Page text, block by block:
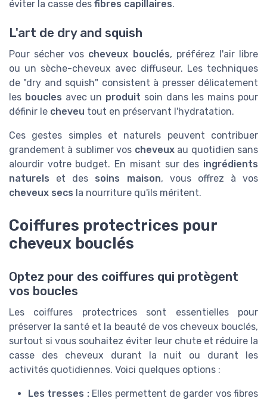
éviter la casse des fibres capillaires.
L'art de dry and squish
Pour sécher vos cheveux bouclés, préférez l'air libre
ou un sèche-cheveux avec diffuseur. Les techniques
de "dry and squish" consistent à presser délicatement
les boucles avec un produit soin dans les mains pour
définir le cheveu tout en préservant l'hydratation.
Ces gestes simples et naturels peuvent contribuer
grandement à sublimer vos cheveuxau quotidien sans
alourdir votre budget. En misant sur des ingrédients
naturels et des soins maison, vous offrez à vos
cheveux secs la nourriture qu'ils méritent.
Coiffures protectrices pour
cheveux bouclés
Optez pour des coiffures qui protègent
vos boucles
Les coiffures protectrices sont essentielles pour
préserver la santé et la beauté de vos cheveux bouclés,
surtout si vous souhaitez éviter leur chute et réduire la
casse des cheveux durant la nuit ou durant les
activités quotidiennes. Voici quelques options :
Les tresses :Elles permettent de garder vos fibres